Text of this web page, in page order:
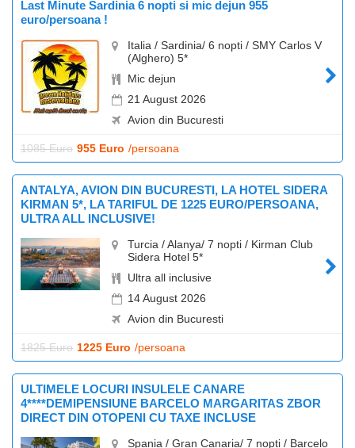
Last Minute Sardinia 6 nopti si mic dejun 955
euro/persoana !
Italia / Sardinia/ 6 nopti / SMY Carlos V
(Alghero) 5*
Mic dejun
21 August 2026
Avion din Bucuresti
1085 Euro 955 Euro /persoana
ANTALYA, AVION DIN BUCURESTI, LA HOTEL SIDERA
KIRMAN 5*, LA TARIFUL DE 1225 EURO/PERSOANA,
ULTRA ALL INCLUSIVE!
Turcia / Alanya/ 7 nopti / Kirman Club
Sidera Hotel 5*
Ultra all inclusive
14 August 2026
Avion din Bucuresti
1825 Euro 1225 Euro /persoana
ULTIMELE LOCURI INSULELE CANARE
4****DEMIPENSIUNE BARCELO MARGARITAS ZBOR
DIRECT DIN OTOPENI CU TAXE INCLUSE
Spania / Gran Canaria/ 7 nopti / Barcelo